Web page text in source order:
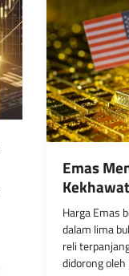
Emas
Harga Emas
dalam lima
reli
didorong